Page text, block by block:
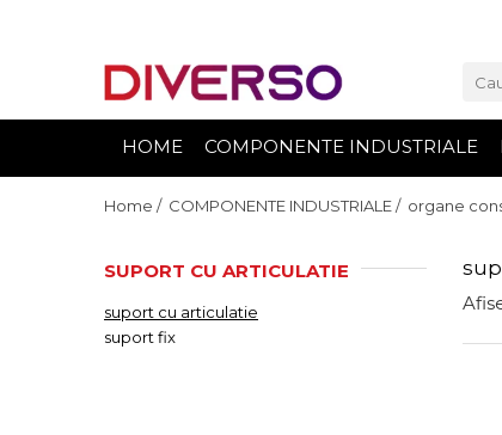
FILAMENTE 3D
HOME COMPONENTE INDUSTRIALE
Home / COMPONENTE INDUSTRIALE / organe
SUPORT CU ARTICULATIE
suport cu articulatie
suport fix